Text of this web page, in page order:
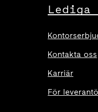
Kontakta oss
Karriär
För